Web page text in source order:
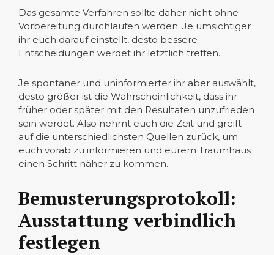
Das gesamte Verfahren sollte daher nicht ohne
Vorbereitung durchlaufen werden. Je umsichtiger
ihr euch darauf einstellt, desto bessere
Entscheidungen werdet ihr letztlich treffen.
Je spontaner und uninformierter ihr aber auswählt,
desto größer ist die Wahrscheinlichkeit, dass ihr
früher oder später mit den Resultaten unzufrieden
sein werdet. Also nehmt euch die Zeit und greift
auf die unterschiedlichsten Quellen zurück, um
euch vorab zu informieren und eurem Traumhaus
einen Schritt näher zu kommen.
Bemusterungsprotokoll:
Ausstattung verbindlich
festlegen